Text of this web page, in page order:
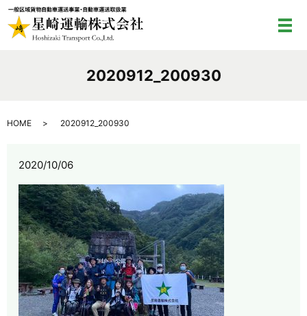
メ
2020912_200930
HOME 2020912_200930
2020/10/06